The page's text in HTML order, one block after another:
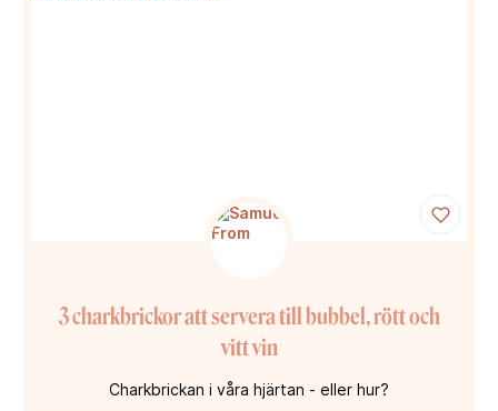
3 charkbrickor att servera till bubbel, rött och
vitt vin
Charkbrickan i våra hjärtan - eller hur?